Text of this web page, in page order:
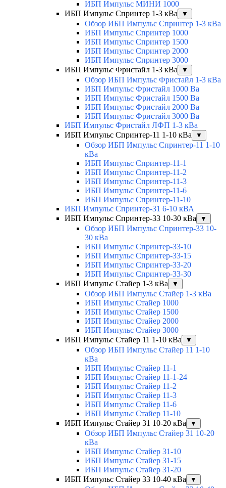
ИБП Импульс МИНИ 1000
ИБП Импульс Спринтер 1-3 кВа
▼
Обзор ИБП Импульс Спринтер 1-3 кВа
ИБП Импульс Спринтер 1000
ИБП Импульс Спринтер 1500
ИБП Импульс Спринтер 2000
ИБП Импульс Спринтер 3000
ИБП Импульс Фристайл 1-3 кВа
▼
Обзор ИБП Импульс Фристайл 1-3 кВа
ИБП Импульс Фристайл 1000 Ва
ИБП Импульс Фристайл 1500 Ва
ИБП Импульс Фристайл 2000 Ва
ИБП Импульс Фристайл 3000 Ва
ИБП Импульс Фристайл ЛФП 1-3 кВа
ИБП Импульс Спринтер-11 1-10 кВа
▼
Обзор ИБП Импульс Спринтер-11 1-10
кВа
ИБП Импульс Спринтер-11-1
ИБП Импульс Спринтер-11-2
ИБП Импульс Спринтер-11-3
ИБП Импульс Спринтер-11-6
ИБП Импульс Спринтер-11-10
ИБП Импульс Спринтер-31 6-10 кВА
ИБП Импульс Спринтер-33 10-30 кВа
▼
Обзор ИБП Импульс Спринтер-33 10-
30 кВа
ИБП Импульс Спринтер-33-10
ИБП Импульс Спринтер-33-15
ИБП Импульс Спринтер-33-20
ИБП Импульс Спринтер-33-30
ИБП Импульс Стайер 1-3 кВа
▼
Обзор ИБП Импульс Стайер 1-3 кВа
ИБП Импульс Стайер 1000
ИБП Импульс Стайер 1500
ИБП Импульс Стайер 2000
ИБП Импульс Стайер 3000
ИБП Импульс Стайер 11 1-10 кВа
▼
Обзор ИБП Импульс Стайер 11 1-10
кВа
ИБП Импульс Стайер 11-1
ИБП Импульс Стайер 11-1-24
ИБП Импульс Стайер 11-2
ИБП Импульс Стайер 11-3
ИБП Импульс Стайер 11-6
ИБП Импульс Стайер 11-10
ИБП Импульс Стайер 31 10-20 кВа
▼
Обзор ИБП Импульс Стайер 31 10-20
кВа
ИБП Импульс Стайер 31-10
ИБП Импульс Стайер 31-15
ИБП Импульс Стайер 31-20
ИБП Импульс Стайер 33 10-40 кВа
▼